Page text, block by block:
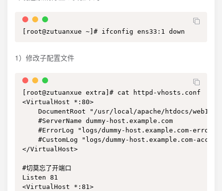
[root@zutuanxue ~]# ifconfig ens33:1 down
1）修改子配置文件
[root@zutuanxue extra]# cat httpd-vhosts.conf
<VirtualHost *:80>
    DocumentRoot "/usr/local/apache/htdocs/web1"
    #ServerName dummy-host.example.com
#ErrorLog "logs/dummy-host.example.com-
#CustomLog "logs/dummy-host.example.com-
</VirtualHost>
#切莫忘了开端口
Listen 81
<VirtualHost *:81>